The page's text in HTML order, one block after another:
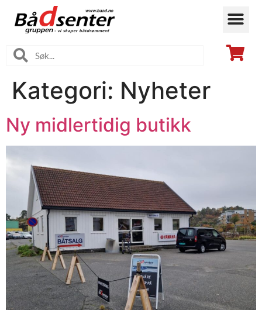
Kategori: Nyheter
Ny midlertidig butikk